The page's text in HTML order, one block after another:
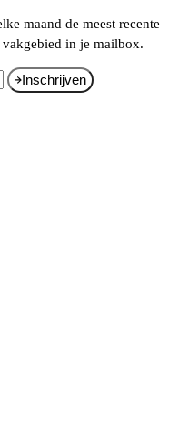
maand de meest recente
in je mailbox.
Inschrijven